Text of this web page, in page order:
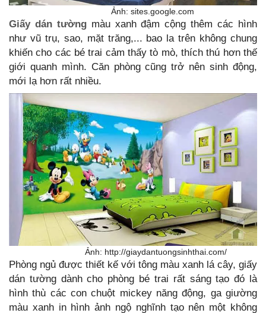
Ảnh: sites.google.com
Giấy dán tườngmàu xanh đậm cộng thêm các hình
như vũ trụ, sao, mặt trăng,... bao la trên không chung
khiến cho các bé trai cảm thấy tò mò, thích thú hơn thế
giới quanh mình. Căn phòng cũng trở nên sinh động,
mới lạ hơn rất nhiều.
Ảnh: http://giaydantuongsinhthai.com/
Phòng ngủ được thiết kế với tông màu xanh lá cây, giấy
dán tường dành cho phòng bé trai rất sáng tạo đó là
hình thù các con chuột mickey năng động, ga giường
màu xanh in hình ảnh ngộ nghĩnh tạo nên một không